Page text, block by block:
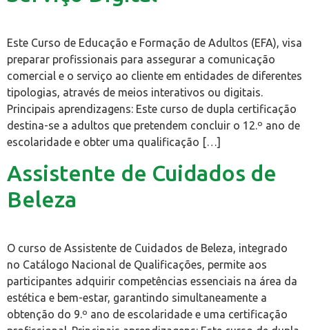
Este Curso de Educação e Formação de Adultos (EFA), visa
preparar profissionais para assegurar a comunicação
comercial e o serviço ao cliente em entidades de diferentes
tipologias, através de meios interativos ou digitais.
Principais aprendizagens: Este curso de dupla certificação
destina-se a adultos que pretendem concluir o 12.º ano de
escolaridade e obter uma qualificação […]
Assistente de Cuidados de
Beleza
O curso de Assistente de Cuidados de Beleza, integrado
no Catálogo Nacional de Qualificações, permite aos
participantes adquirir competências essenciais na área da
estética e bem-estar, garantindo simultaneamente a
obtenção do 9.º ano de escolaridade e uma certificação